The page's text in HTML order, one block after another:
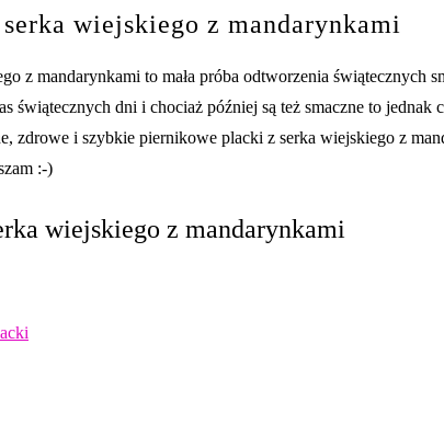
wiejskiego z mandarynkami
z mandarynkami to mała próba odtworzenia
świątecznych dni i chociaż później są też smaczne to
zdrowe i szybkie piernikowe placki z serka wiejskiego z
:-)
wiejskiego z mandarynkami